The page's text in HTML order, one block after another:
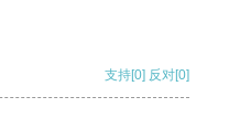
支持[0] 反对[0]